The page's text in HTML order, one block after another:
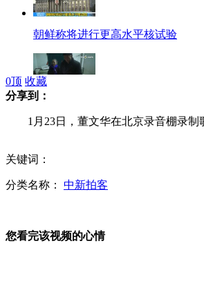
朝鲜称将进行更高水平核试验
浙江一栋楼房横跨桥上被要求整改
0顶 收藏
分享到：
1月23日，董文华在北京录音棚录制
关键词：
分类名称： 中新拍客
您看完该视频的心情